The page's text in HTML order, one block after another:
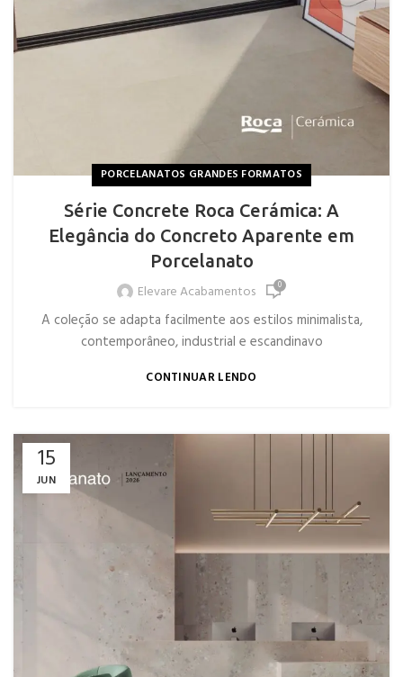
PORCELANATOS GRANDES FORMATOS
Série Concrete Roca Cerámica: A
Elegância do Concreto Aparente em
Porcelanato
Elevare Acabamentos
0
A coleção se adapta facilmente aos estilos minimalista,
contemporâneo, industrial e escandinavo
CONTINUAR LENDO
15
JUN